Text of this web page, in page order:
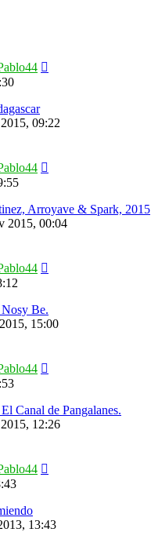
09:22
Arroyave & Spark, 2015
2015, 00:04
Be.
15:00
Canal de Pangalanes.
12:26
13:43